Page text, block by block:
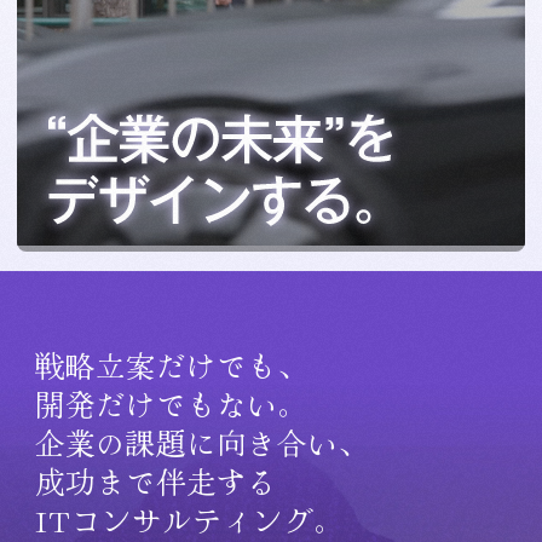
戦略立案だけでも、
開発だけでもない。
企業の課題に向き合い、
成功まで伴走する
ITコンサルティング。